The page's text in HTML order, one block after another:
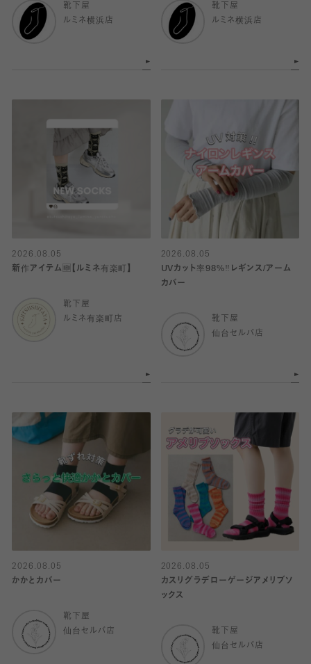
靴下屋
ルミネ横浜店
靴下屋
ルミネ横浜店
2026.08.05
新作アイテム🆕【ルミネ有楽町】
靴下屋
ルミネ有楽町店
2026.08.05
UVカット率98%‼︎レギンス/アーム
カバー
靴下屋
仙台セルバ店
2026.08.05
かかとカバー
靴下屋
仙台セルバ店
2026.08.05
カスリグラデローゲージアメリブソ
ックス
靴下屋
仙台セルバ店